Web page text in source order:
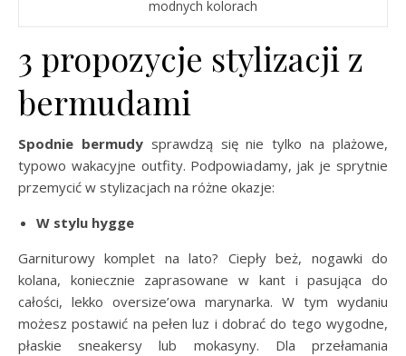
modnych kolorach
3 propozycje stylizacji z
bermudami
Spodnie bermudysprawdzą się nie tylko na plażowe,
typowo wakacyjne outfity. Podpowiadamy, jak je sprytnie
przemycić w stylizacjach na różne okazje:
W stylu hygge
Garniturowy komplet na lato? Ciepły beż, nogawki do
kolana, koniecznie zaprasowane w kant i pasująca do
całości, lekko oversize’owa marynarka. W tym wydaniu
możesz postawić na pełen luz i dobrać do tego wygodne,
płaskie sneakersy lub mokasyny. Dla przełamania